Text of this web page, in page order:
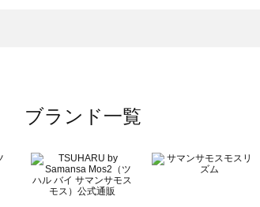
ブランド一覧